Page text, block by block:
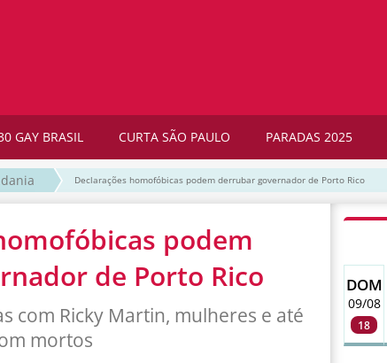
GAY BRASIL CURTA SÃO PAULO PARADAS 2025
Declarações homofóbicas podem derrubar governador de Porto Rico
podem
de Porto Rico
com Ricky Martin, mulheres e até
mortos
DOM
09/08
18